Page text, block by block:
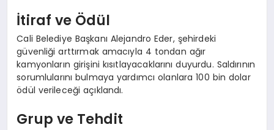
İtiraf ve Ödül
Cali Belediye Başkanı Alejandro Eder, şehirdeki
güvenliği arttırmak amacıyla 4 tondan ağır
kamyonların girişini kısıtlayacaklarını duyurdu. Saldırının
sorumlularını bulmaya yardımcı olanlara 100 bin dolar
ödül verileceği açıklandı.
Grup ve Tehdit